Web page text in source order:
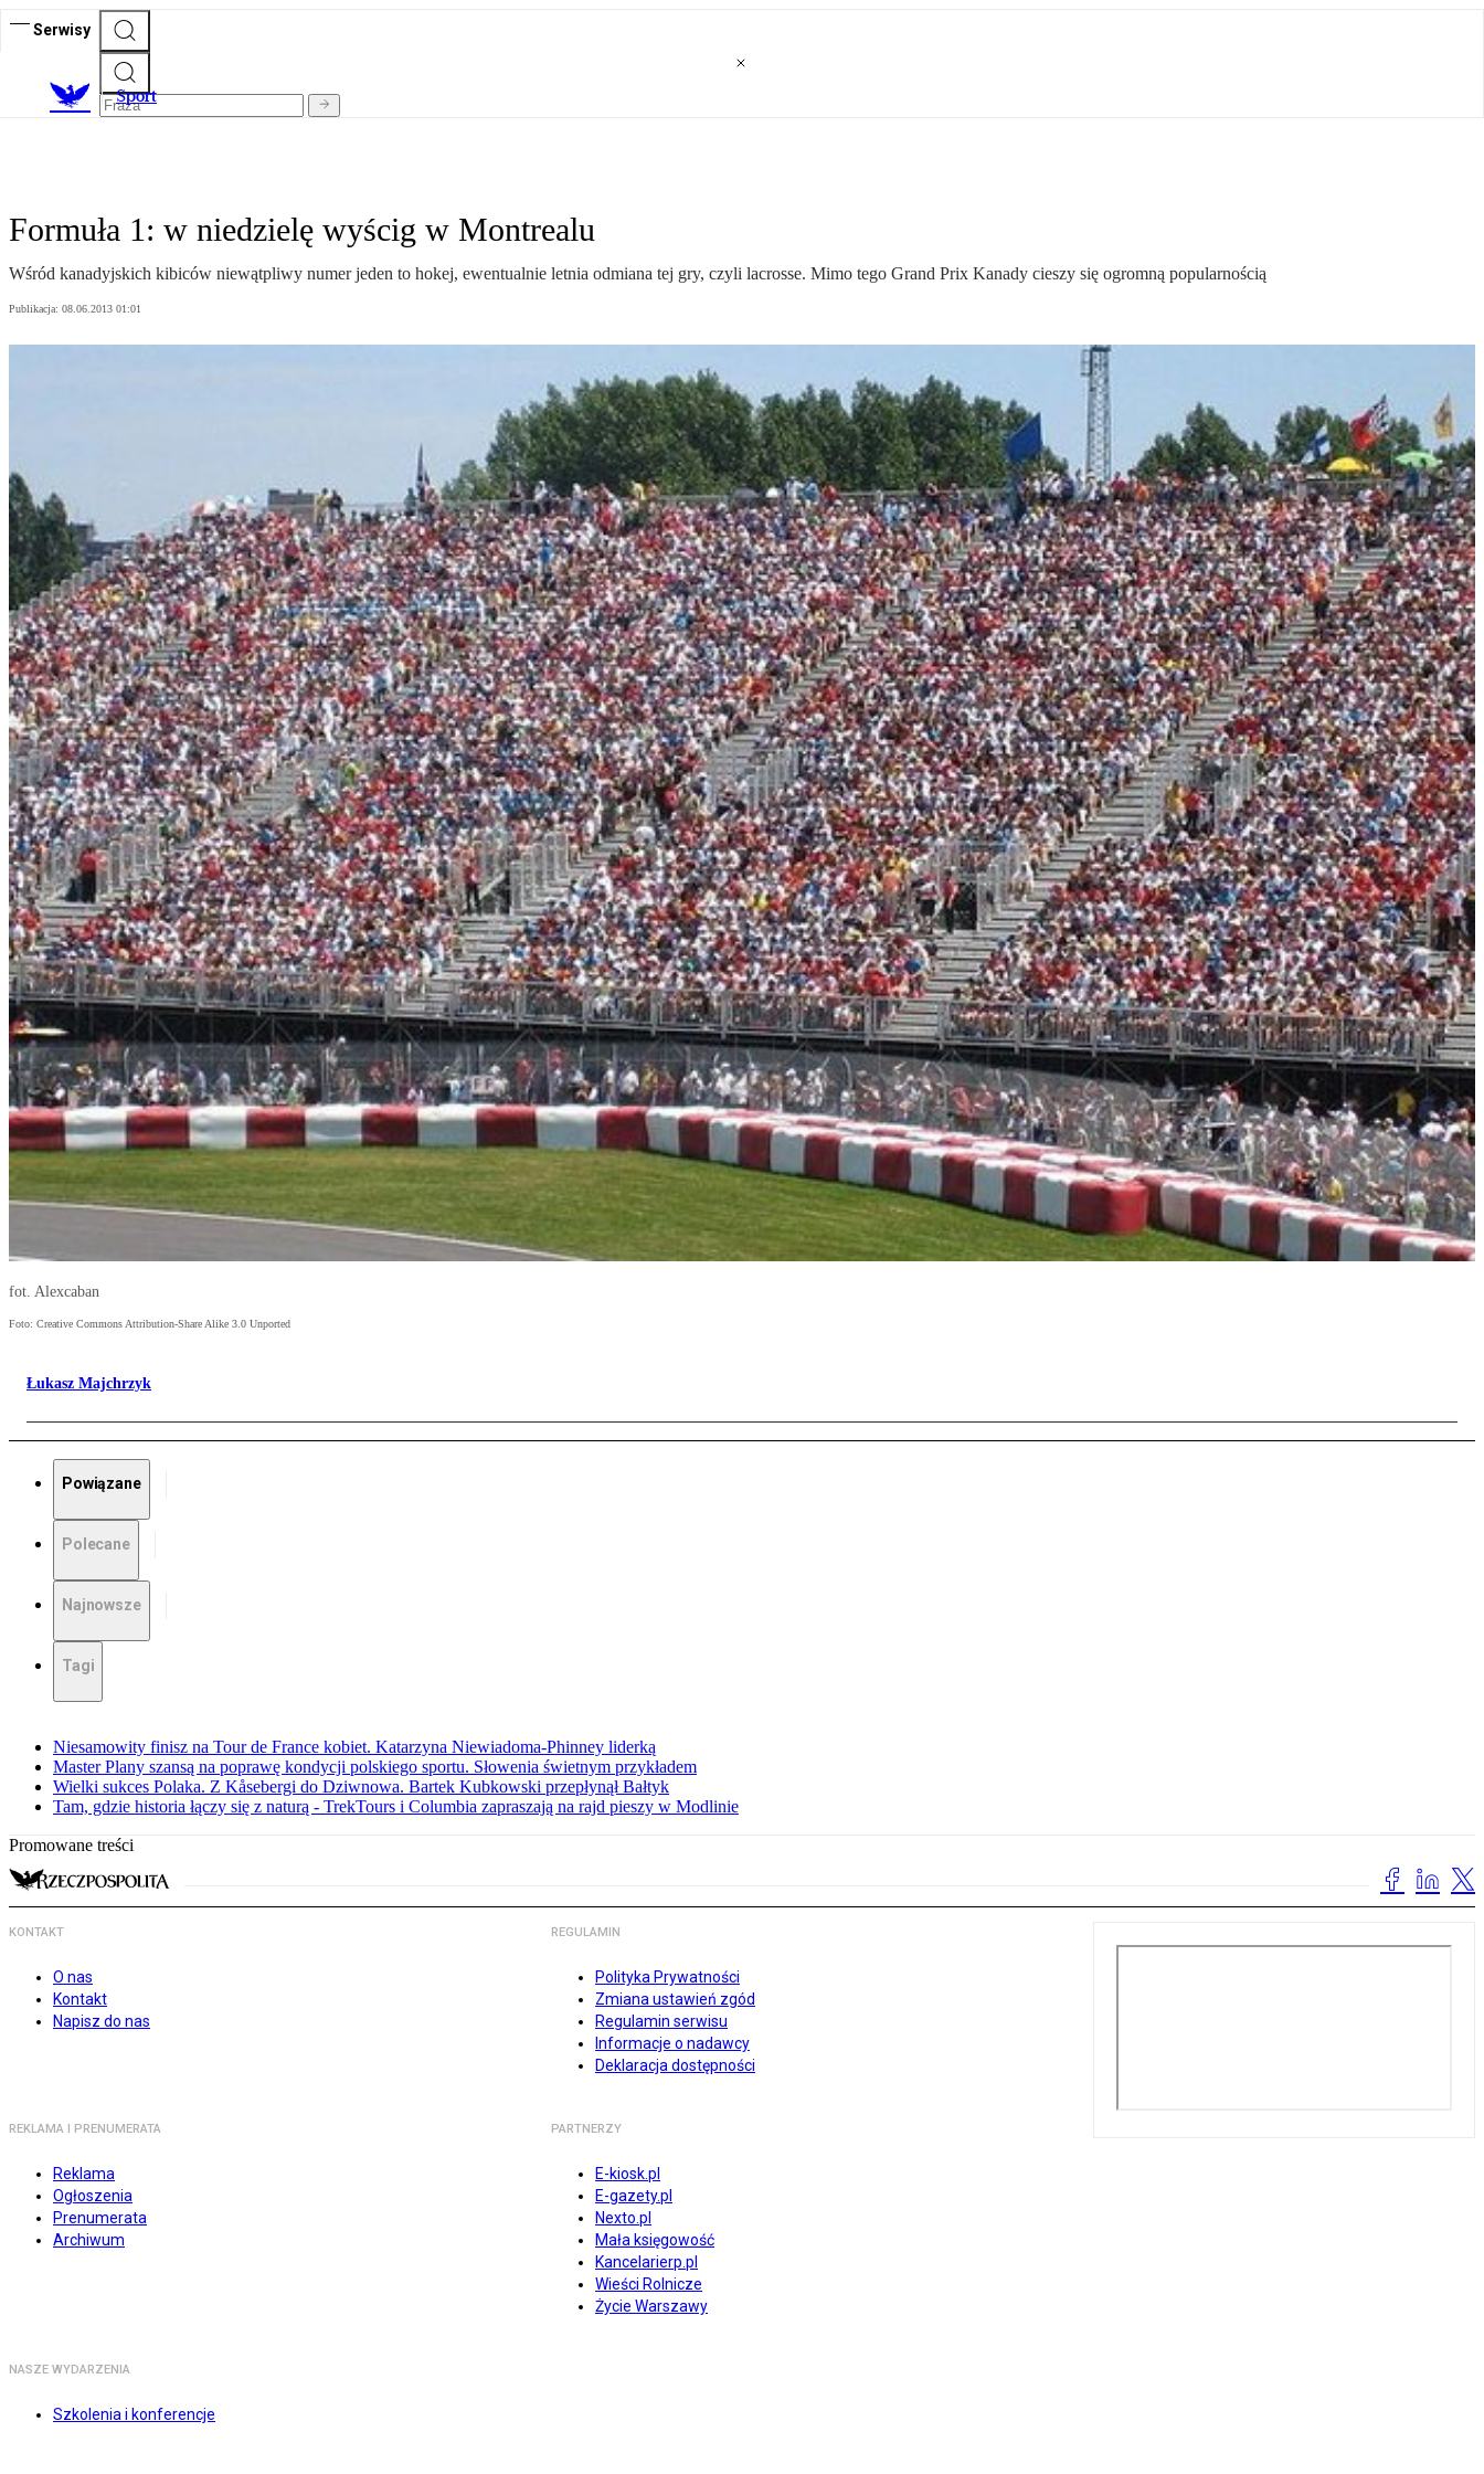
Serwisy
Sport
Formuła 1: w niedzielę wyścig w Montrealu
Wśród kanadyjskich kibiców niewątpliwy numer jeden to hokej, ewentualnie letnia odmiana tej gry, czyli lacrosse. Mimo tego Grand Prix Kanady cieszy się ogromną popularnością
Publikacja: 08.06.2013 01:01
fot. Alexcaban
Foto: Creative Commons Attribution-Share Alike 3.0 Unported
Łukasz Majchrzyk
Powiązane
Polecane
Najnowsze
Tagi
Niesamowity finisz na Tour de France kobiet. Katarzyna Niewiadoma-Phinney liderką
Master Plany szansą na poprawę kondycji polskiego sportu. Słowenia świetnym przykładem
Wielki sukces Polaka. Z Kåsebergi do Dziwnowa. Bartek Kubkowski przepłynął Bałtyk
Tam, gdzie historia łączy się z naturą - TrekTours i Columbia zapraszają na rajd pieszy w Modlinie
Promowane treści
KONTAKT
O nas
Kontakt
Napisz do nas
REGULAMIN
Polityka Prywatności
Zmiana ustawień zgód
Regulamin serwisu
Informacje o nadawcy
Deklaracja dostępności
REKLAMA I PRENUMERATA
Reklama
Ogłoszenia
Prenumerata
Archiwum
PARTNERZY
E-kiosk.pl
E-gazety.pl
Nexto.pl
Mała księgowość
Kancelarierp.pl
Wieści Rolnicze
Życie Warszawy
NASZE WYDARZENIA
Szkolenia i konferencje